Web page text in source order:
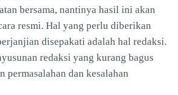
bersama, nantinya hasil ini akan
resmi. Hal yang perlu diberikan
disepakati adalah hal redaksi.
redaksi yang kurang bagus
permasalahan dan kesalahan